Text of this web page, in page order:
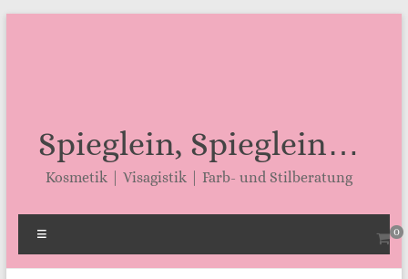
Spieglein, Spieglein…
Kosmetik | Visagistik | Farb- und Stilberatung
0